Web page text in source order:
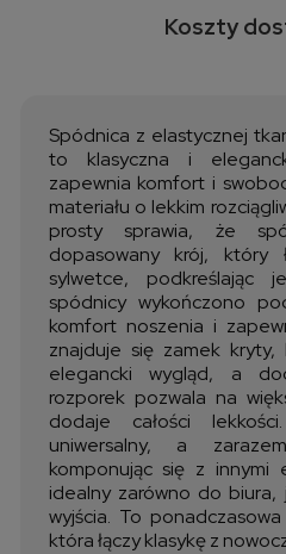
Koszty
Cena nie zawiera ewentualnych
Spódnica z elastycznej
to klasyczna i
zapewnia komfort i
materiału o lekkim
prosty sprawia, że
dopasowany krój, który
sylwetce, podkreślając
spódnicy wykończono
komfort noszenia i
znajduje się zamek
elegancki wygląd, a
rozporek pozwala na
dodaje całości
uniwersalny, a
komponując się z innymi
idealny zarówno do
wyjścia. To
która łączy klasykę z